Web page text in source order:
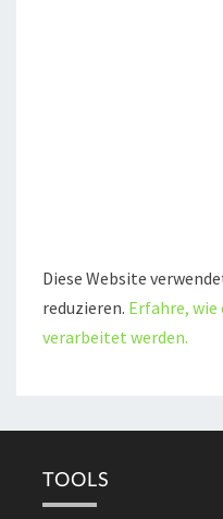
Diese Website
reduzieren. Erfahre,
verarbeitet werden.
TOOLS